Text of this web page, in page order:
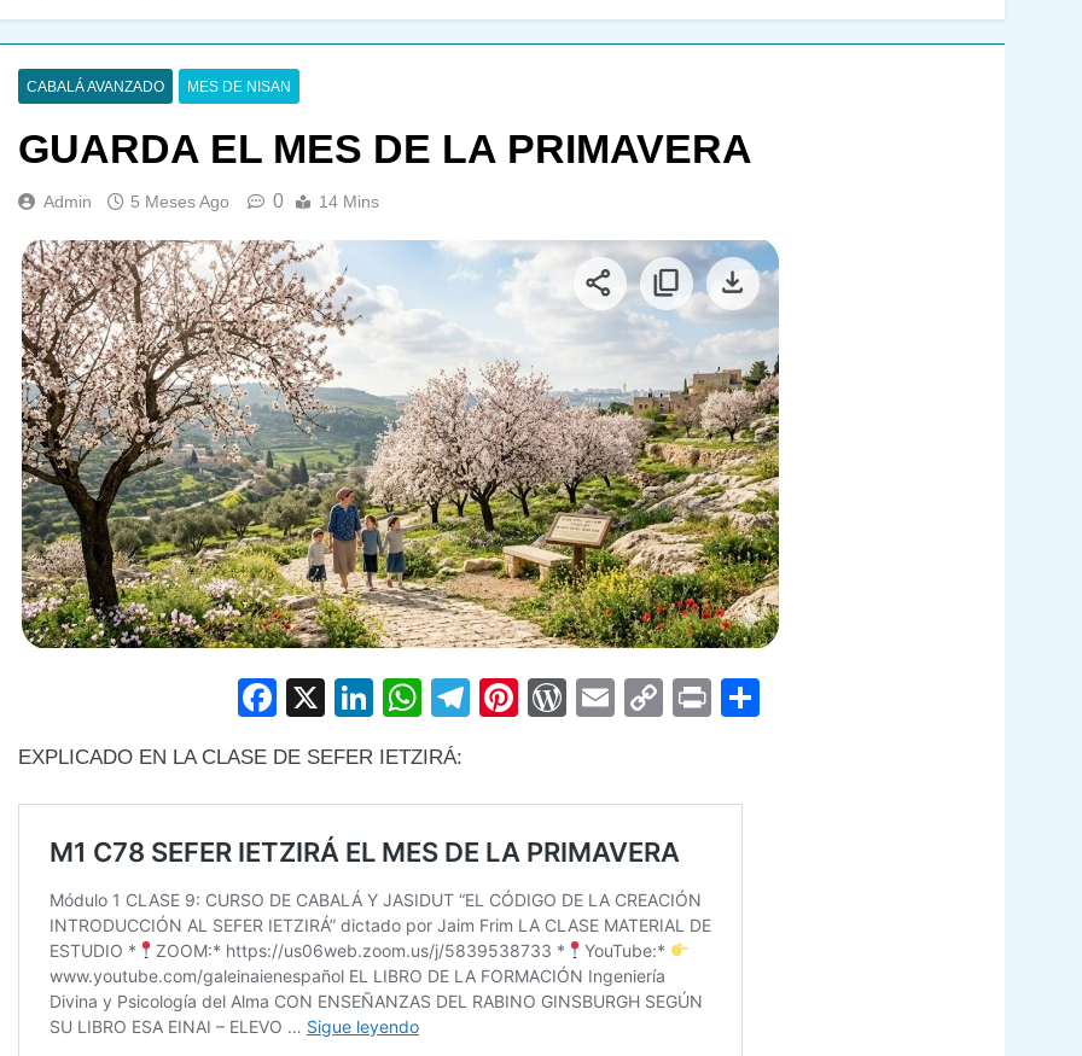
CABALÁ AVANZADO MES DE NISAN
GUARDA EL MES DE LA PRIMAVERA
Admin 5 Meses Ago 0 14 Mins
Facebook
X LinkedIn
WhatsApp
Telegram
Pinterest
WordPress
EmailCopyPrint
EXPLICADO EN LA CLASE DE SEFER IETZIRÁ: